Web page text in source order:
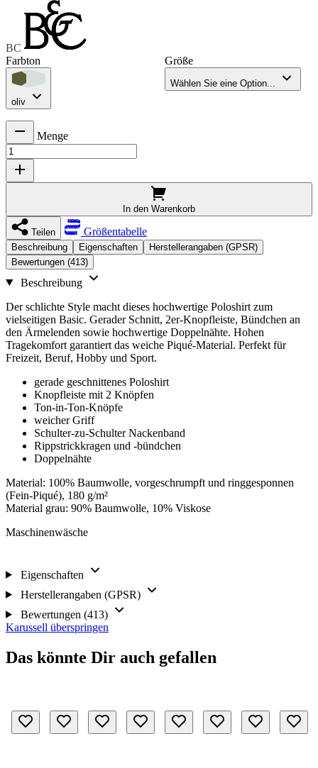
BC
Farbton
oliv
Größe
Wählen Sie eine Option...
Menge
In den Warenkorb
Teilen Größentabelle
Beschreibung Eigenschaften
Herstellerangaben (GPSR)
Bewertungen (413)
Beschreibung
Der schlichte Style macht dieses hochwertige Poloshirt zum
vielseitigen Basic. Gerader Schnitt, 2er-Knopfleiste, Bündchen an
den Ärmelenden sowie hochwertige Doppelnähte. Hohen
Tragekomfort garantiert das weiche Piqué-Material. Perfekt für
Freizeit, Beruf, Hobby und Sport.
gerade geschnittenes Poloshirt
Knopfleiste mit 2 Knöpfen
Ton-in-Ton-Knöpfe
weicher Griff
Schulter-zu-Schulter Nackenband
Rippstrickkragen und -bündchen
Doppelnähte
Material: 100% Baumwolle, vorgeschrumpft und ringgesponnen
(Fein-Piqué), 180 g/m²
Material grau: 90% Baumwolle, 10% Viskose
Maschinenwäsche
Eigenschaften
Herstellerangaben (GPSR)
Bewertungen (413)
Karussell überspringen
Das könnte Dir auch gefallen